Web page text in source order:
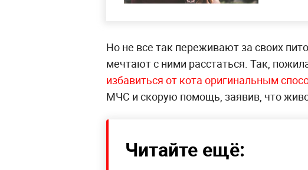
Но не все так переживают за своих
мечтают с ними расстаться. Так,
избавиться от кота оригинальным
МЧС и скорую помощь, заявив, что
Читайте ещё: